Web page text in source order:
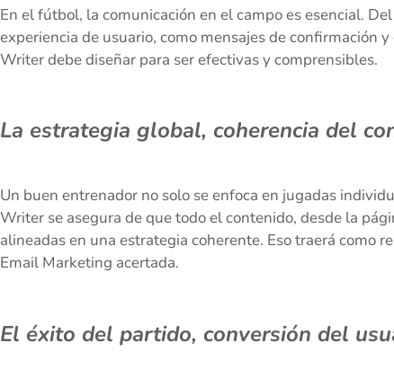
En el fútbol, la comunicación en el campo es esencial.
experiencia de usuario, como mensajes de confirmación
Writer debe diseñar para ser efectivas y comprensibles.
La estrategia global, coherencia del
Un buen entrenador no solo se enfoca en jugadas
Writer se asegura de que todo el contenido, desde la
alineadas en una estrategia coherente. Eso traerá como
Email Marketing acertada.
El éxito del partido, conversión del